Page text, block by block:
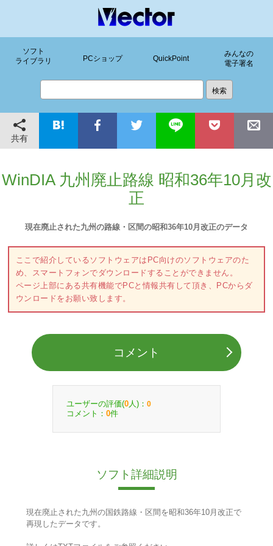
ソフト
ライブラリ
PCショップ QuickPoint
みんなの
電子署名
共有
WinDIA 九州廃止路線 昭和36年10月改
正
現在廃止された九州の路線・区間の昭和36年10月改正のデータ
ここで紹介しているソフトウェアはPC向けのソフトウェアのた
め、スマートフォンでダウンロードすることができません。
ページ上部にある共有機能でPCと情報共有して頂き、PCからダ
ウンロードをお願い致します。
コメント
ユーザーの評価(0 人)： 0
コメント： 0件
ソフト詳細説明
現在廃止された九州の国鉄路線・区間を昭和36年10月改正で
再現したデータです。